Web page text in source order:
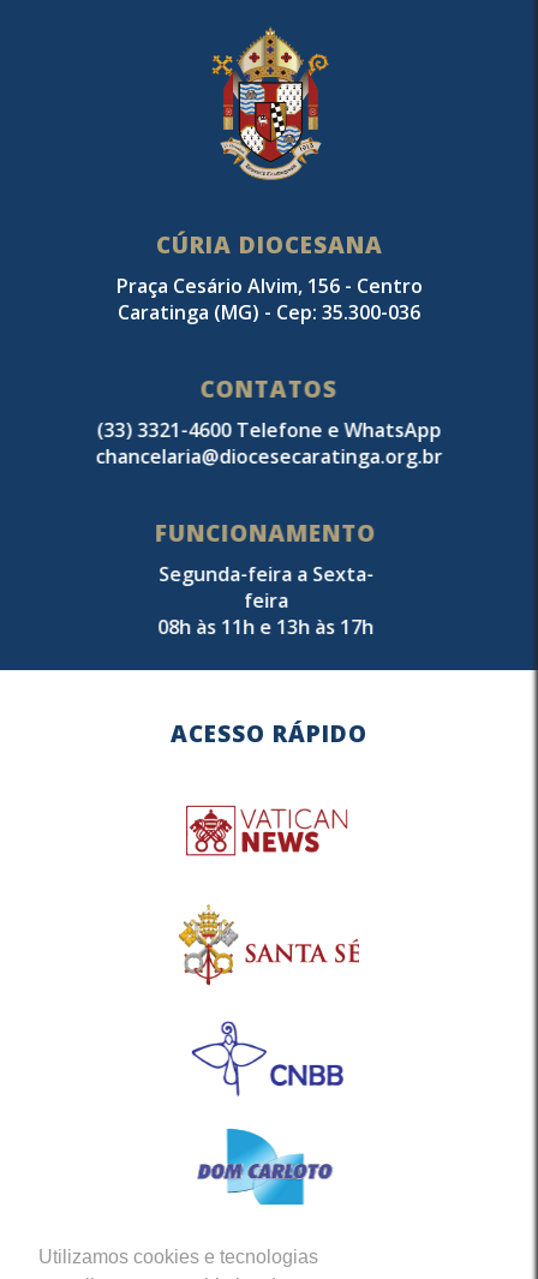
Utilizamos cookies e tecnologias
CÚRIA DIOCESANA
Praça Cesário Alvim, 156 - Centro
Caratinga (MG) - Cep: 35.300-036
CONTATOS
(33) 3321-4600 Telefone e WhatsApp
chancelaria@diocesecaratinga.org.br
FUNCIONAMENTO
Segunda-feira a Sexta-
feira
08h às 11h e 13h às 17h
ACESSO RÁPIDO